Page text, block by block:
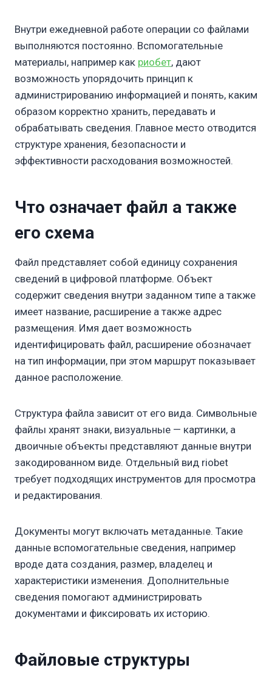
Внутри ежедневной работе операции со файлами
выполняются постоянно. Вспомогательные
материалы, например как риобет, дают
возможность упорядочить принцип к
администрированию информацией и понять, каким
образом корректно хранить, передавать и
обрабатывать сведения. Главное место отводится
структуре хранения, безопасности и
эффективности расходования возможностей.
Что означает файл а также
его схема
Файл представляет собой единицу сохранения
сведений в цифровой платформе. Объект
содержит сведения внутри заданном типе а также
имеет название, расширение а также адрес
размещения. Имя дает возможность
идентифицировать файл, расширение обозначает
на тип информации, при этом маршрут показывает
данное расположение.
Структура файла зависит от его вида. Символьные
файлы хранят знаки, визуальные — картинки, а
двоичные объекты представляют данные внутри
закодированном виде. Отдельный вид riobet
требует подходящих инструментов для просмотра
и редактирования.
Документы могут включать метаданные. Такие
данные вспомогательные сведения, например
вроде дата создания, размер, владелец и
характеристики изменения. Дополнительные
сведения помогают администрировать
документами и фиксировать их историю.
Файловые структуры